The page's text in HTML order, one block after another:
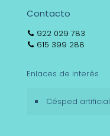
Contacto
922 029 783
615 399 288
Enlaces de interés
Césped artificial